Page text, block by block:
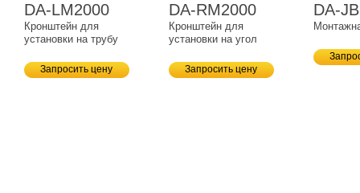
DA-LM2000
Кронштейн для
установки на трубу
Запросить цену
DA-RM2000
Кронштейн для
установки на угол
Запросить цену
DA-